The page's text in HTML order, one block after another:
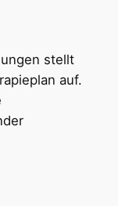
stellt
auf.